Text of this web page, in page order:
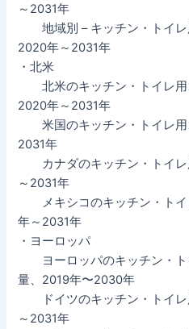
～2031年
地域別 – キッチン・トイレ
2020年～2031年
・北米
北米のキッチン・トイレ用
2020年～2031年
米国のキッチン・トイレ用
2031年
カナダのキッチン・トイレ
～2031年
メキシコのキッチン・トイ
年～2031年
・ヨーロッパ
ヨーロッパのキッチン・ト
量、2019年〜2030年
ドイツのキッチン・トイレ
～2031年